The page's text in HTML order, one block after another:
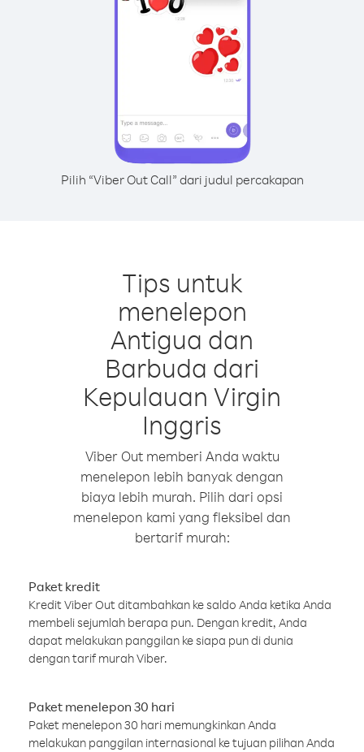
Pilih “Viber Out Call” dari judul percakapan
Tips untuk
menelepon
Antigua dan
Barbuda dari
Kepulauan Virgin
Inggris
Viber Out memberi Anda waktu
menelepon lebih banyak dengan
biaya lebih murah. Pilih dari opsi
menelepon kami yang fleksibel dan
bertarif murah:
Paket kredit
Kredit Viber Out ditambahkan ke saldo Anda ketika Anda
membeli sejumlah berapa pun. Dengan kredit, Anda
dapat melakukan panggilan ke siapa pun di dunia
dengan tarif murah Viber.
Paket menelepon 30 hari
Paket menelepon 30 hari memungkinkan Anda
melakukan panggilan internasional ke tujuan pilihan Anda